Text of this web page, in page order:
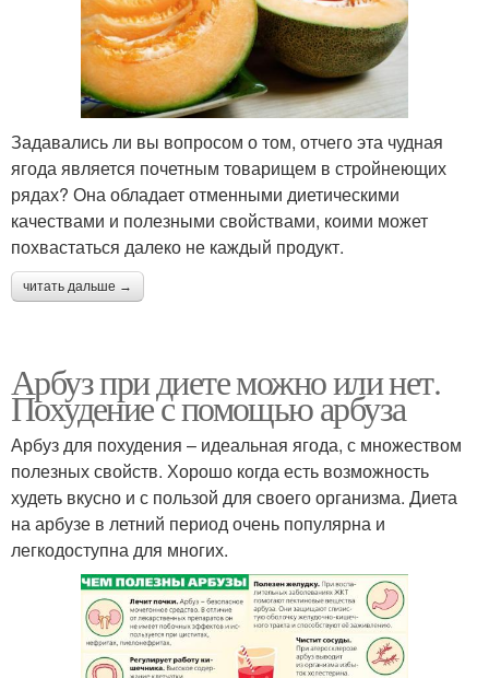
Задавались ли вы вопросом о том, отчего эта чудная
ягода является почетным товарищем в стройнеющих
рядах? Она обладает отменными диетическими
качествами и полезными свойствами, коими может
похвастаться далеко не каждый продукт.
читать дальше →
Арбуз при диете можно или нет.
Похудение с помощью арбуза
Арбуз для похудения – идеальная ягода, с множеством
полезных свойств. Хорошо когда есть возможность
худеть вкусно и с пользой для своего организма. Диета
на арбузе в летний период очень популярна и
легкодоступна для многих.